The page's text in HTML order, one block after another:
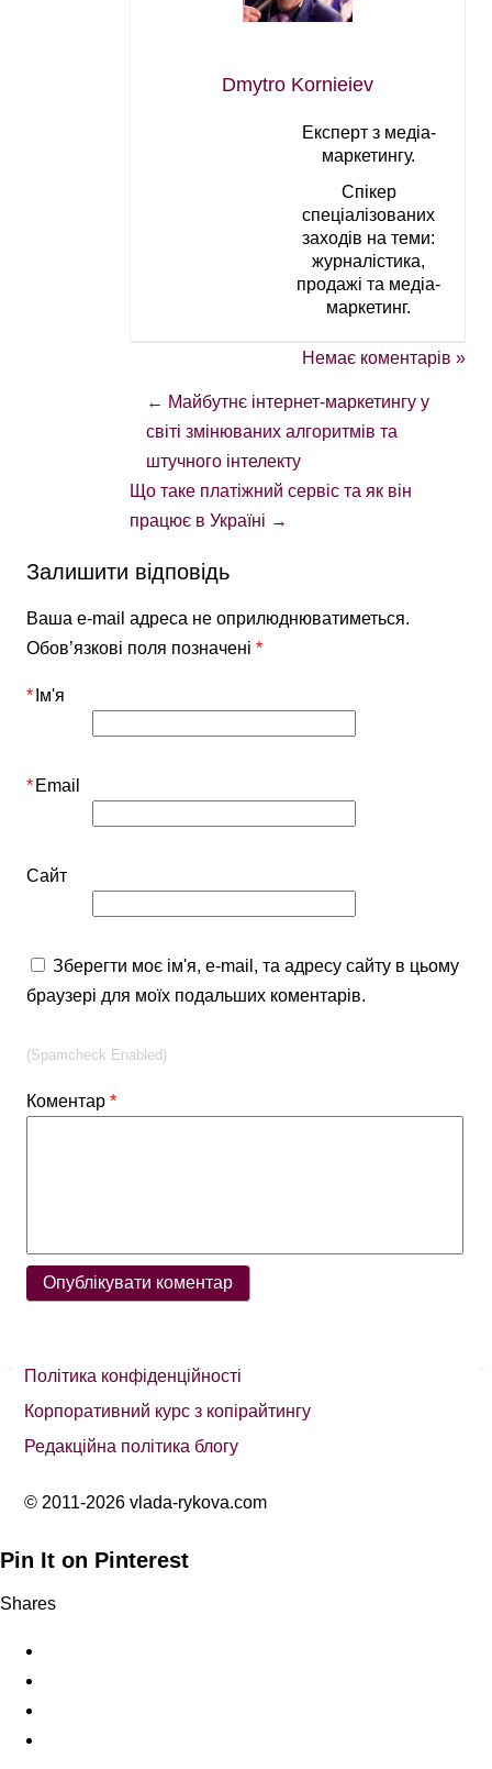
Dmytro Kornieiev
Експерт з медіа-
маркетингу.
Спікер
спеціалізованих
заходів на теми:
журналістика,
продажі та медіа-
маркетинг.
Немає коментарів »
← Майбутнє інтернет-маркетингу у
світі змінюваних алгоритмів та
штучного інтелекту
Що таке платіжний сервіс та як він
працює в Україні →
Залишити відповідь
Ваша e-mail адреса не оприлюднюватиметься.
Обов’язкові поля позначені*
Коментар*
Ім'я
*
Email
*
Сайт
Зберегти моє ім'я, e-mail, та адресу сайту в цьому
браузері для моїх подальших коментарів.
(Spamcheck Enabled)
Політика конфіденційності
Корпоративний курс з копірайтингу
Редакційна політика блогу
© 2011-2026 vlada-rykova.com
Pin It on Pinterest
Shares